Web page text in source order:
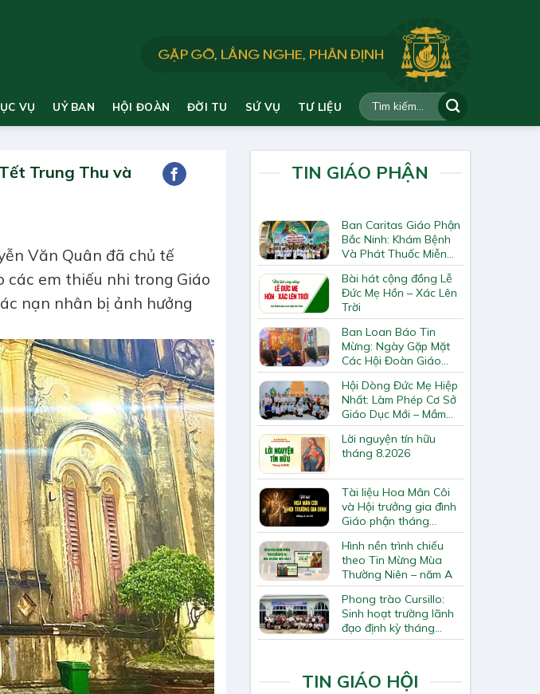
VỤ UỶ BAN HỘI ĐOÀN ĐỜI TU SỨ VỤ TƯ LIỆU
Trung Thu và
Văn Quân đã chủ tế
các em thiếu nhi trong Giáo
nạn nhân bị ảnh hưởng
TIN GIÁO PHẬN
Ban Caritas Giáo Phận
Bắc Ninh: Khám Bệnh
Và Phát Thuốc Miễn
Phí Tại Giáo Xứ Đồng
Chương
Bài hát cộng đồng Lễ
Đức Mẹ Hồn – Xác Lên
Trời
Ban Loan Báo Tin
Mừng: Ngày Gặp Mặt
Các Hội Đoàn Giáo
Hạt Bắc Giang
Hội Dòng Đức Mẹ Hiệp
Nhất: Làm Phép Cơ Sở
Giáo Dục Mới – Mầm
Non Thiên Ân
Lời nguyện tín hữu
tháng 8.2026
Tài liệu Hoa Mân Côi
và Hội trưởng gia đình
Giáo phận tháng
8.2026
Hình nền trình chiếu
theo Tin Mừng Mùa
Thường Niên – năm A
Phong trào Cursillo:
Sinh hoạt trường lãnh
đạo định kỳ tháng
7/2026
TIN GIÁO HỘI